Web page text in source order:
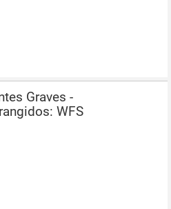
Graves -
WFS